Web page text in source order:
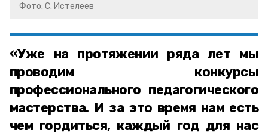
Фото: С. Истелеев
«Уже на протяжении ряда лет мы
проводим конкурсы
профессионального педагогического
мастерства. И за это время нам есть
чем гордиться, каждый год для нас